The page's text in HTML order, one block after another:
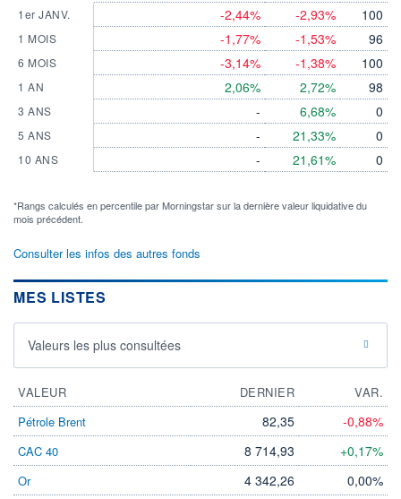
1er JANV.
1 MOIS
6 MOIS
1 AN
3 ANS
5 ANS
10 ANS
-2,44%
-1,77%
-3,14%
2,06%
-
-
-
-2,93%
-1,53%
-1,38%
2,72%
6,68%
21,33%
21,61%
100
96
100
98
0
0
0
*Rangs calculés en percentile par Morningstar sur la dernière valeur liquidative du
mois précédent.
Consulter les infos des autres fonds
MES LISTES
Valeurs les plus consultées
VALEUR DERNIER
VAR.
Pétrole Brent
82,35 -0,88%
CAC 40 8 714,93 +0,17%
Or 4 342,26 0,00%